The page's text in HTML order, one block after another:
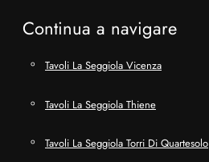
Continua a navigare
Tavoli La Seggiola Vicenza
Tavoli La Seggiola Thiene
Tavoli La Seggiola Torri Di Quartesolo